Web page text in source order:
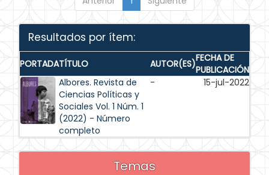
Resultados por ítem:
PORTADATÍTULO AUTOR(ES)FECHA DE
PUBLICACIÓN
Albores. Revista de
Ciencias Políticas y
Sociales Vol. 1 Núm. 1
(2022) - Número
completo
- 15-jul-2022
Temas